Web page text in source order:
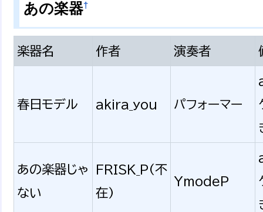
あの楽器†
楽器名 作者 演奏者
春日モデル akira_you パフォーマー
あの楽器じゃ
ない
FRISK_P(不
在)
YmodeP